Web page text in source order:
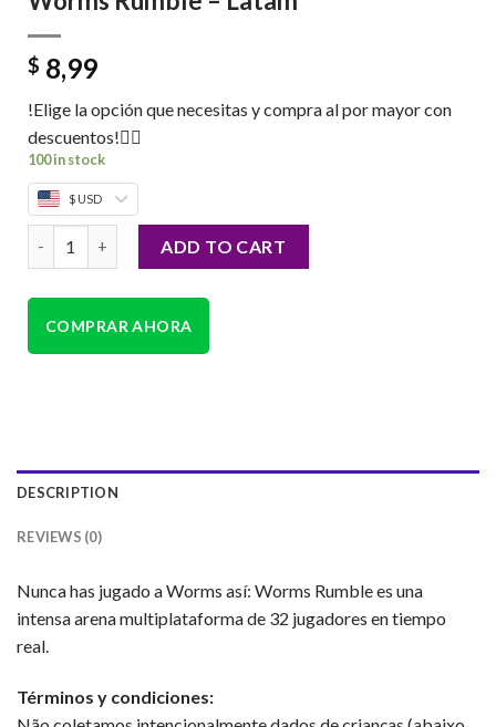
$ 8,99
!Elige la opción que necesitas y compra al por mayor con
descuentos!👇🏼
100 in stock
$ USD
ADD TO CART
COMPRAR AHORA
DESCRIPTION
REVIEWS (0)
Nunca has jugado a Worms así: Worms Rumble es una
intensa arena multiplataforma de 32 jugadores en tiempo
real.
Términos y condiciones: